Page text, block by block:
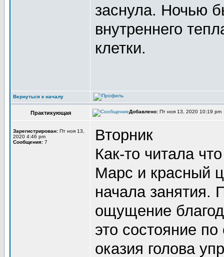
заснула. Ночью
внутреннего
клетки.
Вернуться к началу
Практикующая Добавлено: Пт ноя 13, 2020 10:19 pm
Зарегистрирован: Пт ноя 13,
2020 4:46 pm
Сообщения: 7
Вторник
Как-то читала
Марс и красный
начала занятия.
ощущение
это состояние
оказия голова